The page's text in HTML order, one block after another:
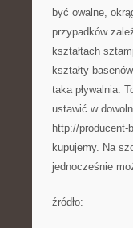
być owalne,
przypadków
kształtach
kształty
taka pływalnia.
ustawić w
http://
kupujemy. Na
jednocześnie
źródło: